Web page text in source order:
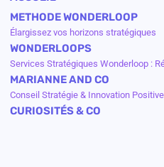
METHODE WONDERLOOP
Élargissez vos horizons stratégiques
WONDERLOOPS
Services Stratégiques Wonderloop :
MARIANNE AND CO
Conseil Stratégie & Innovation Positive
CURIOSITÉS & CO